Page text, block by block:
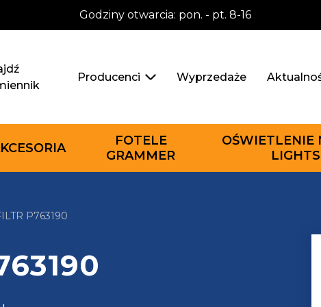
Godziny otwarcia: pon. - pt. 8-16
Producenci Wyprzedaże
FOTELE
GRAMMER
OŚWIETLENIE
LIGHTS
P763190